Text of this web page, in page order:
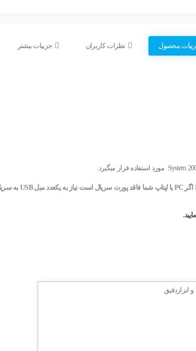
محصول نظرات کاربران جزییات بیشتر